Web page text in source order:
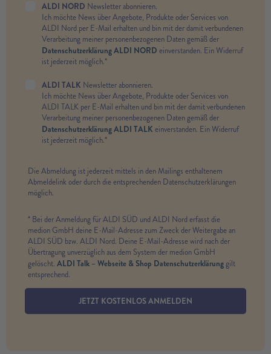
ALDI NORD Newsletter abonnieren.
Ich möchte News über Angebote, Produkte oder Services von
ALDI Nord per E-Mail erhalten und bin mit der damit verbundenen
Verarbeitung meiner personenbezogenen Daten gemäß der
Datenschutzerklärung ALDI NORD einverstanden. Ein Widerruf
ist jederzeit möglich.*
ALDI TALK Newsletter abonnieren.
Ich möchte News über Angebote, Produkte oder Services von
ALDI TALK per E-Mail erhalten und bin mit der damit verbundenen
Verarbeitung meiner personenbezogenen Daten gemäß der
Datenschutzerklärung ALDI TALK einverstanden. Ein Widerruf
ist jederzeit möglich.*
Die Abmeldung ist jederzeit mittels in den Mailings enthaltenem
Abmeldelink oder durch die entsprechenden Datenschutzerklärungen
möglich.
* Bei der Anmeldung für ALDI SÜD und ALDI Nord erfasst die
medion GmbH deine E-Mail-Adresse zum Zweck der Weitergabe an
ALDI SÜD bzw. ALDI Nord. Deine E-Mail-Adresse wird nach der
Übertragung unverzüglich aus dem System der medion GmbH
gelöscht. ALDI Talk – Webseite & Shop Datenschutzerklärunggilt
entsprechend.
JETZT KOSTENLOS ANMELDEN